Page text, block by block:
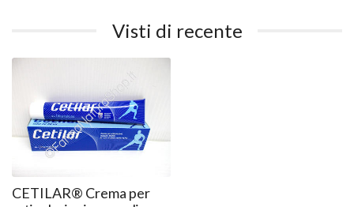
Visti di recente
CETILAR® Crema per